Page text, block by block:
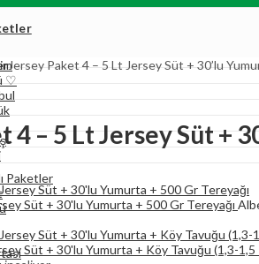
Paketler
Jersey Paket 4 – 5 Lt Jersey Süt + 30’lu
4 – 5 Lt Jersey Süt +
Süt + 30'lu Yumurta + 500 Gr Tereyağı
Süt + 30'lu Yumurta + Köy Tavuğu (1,3-1,5